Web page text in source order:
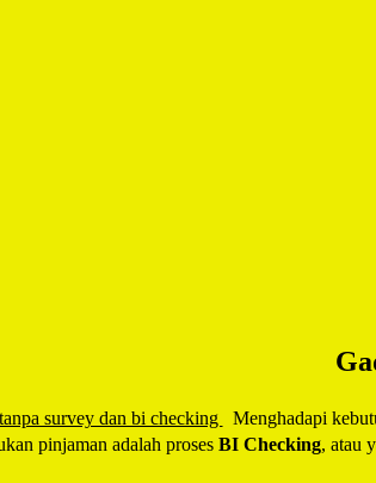
survey dan bi checking
Menghadapi
pinjaman adalah proses BI Checking, atau